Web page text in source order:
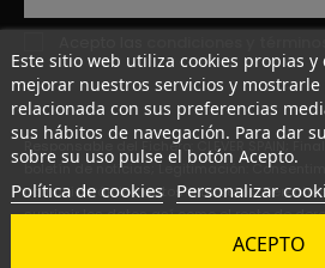
Responsable del Fichero: CLEVER SPAIN;
boletín de noticias; Legitimación:
comunicarán los datos a terceros;
suprimir los datos así como el resto de
Este sitio web utiliza cookies propias
mejorar nuestros servicios y
relacionada con sus preferencias
sus hábitos de navegación. Para dar
sobre su uso pulse el botón Acepto.
Política de cookies Personalizar
ACEPTO